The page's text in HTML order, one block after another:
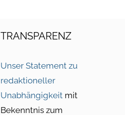
TRANSPARENZ
Unser Statement zu
redaktioneller
Unabhängigkeit mit
Bekenntnis zum